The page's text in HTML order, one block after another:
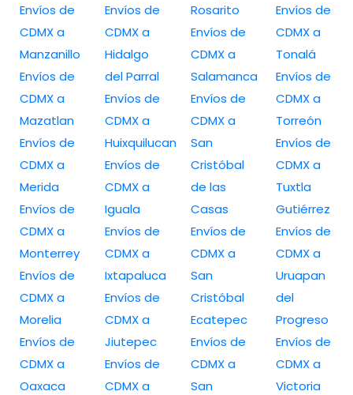
Envíos de
CDMX a
Manzanillo
Envíos de
CDMX a
Mazatlan
Envíos de
CDMX a
Merida
Envíos de
CDMX a
Monterrey
Envíos de
CDMX a
Morelia
Envíos de
CDMX a
Oaxaca
Envíos de
CDMX a
Hidalgo
del Parral
Envíos de
CDMX a
Huixquilucan
Envíos de
CDMX a
Iguala
Envíos de
CDMX a
Ixtapaluca
Envíos de
CDMX a
Jiutepec
Envíos de
CDMX a
Rosarito
Envíos de
CDMX a
Salamanca
Envíos de
CDMX a
San
Cristóbal
de las
Casas
Envíos de
CDMX a
San
Cristóbal
Ecatepec
Envíos de
CDMX a
San
Envíos de
CDMX a
Tonalá
Envíos de
CDMX a
Torreón
Envíos de
CDMX a
Tuxtla
Gutiérrez
Envíos de
CDMX a
Uruapan
del
Progreso
Envíos de
CDMX a
Victoria